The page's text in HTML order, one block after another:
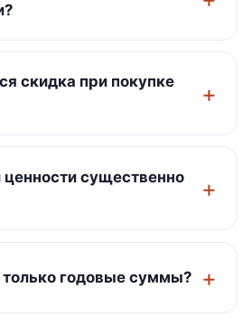
скидка при покупке
ценности существенно
годовые суммы?